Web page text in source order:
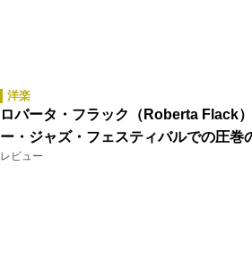
洋楽
ロバータ・フラック（Roberta Flack
ー・ジャズ・フェスティバルでの圧巻
レビュー